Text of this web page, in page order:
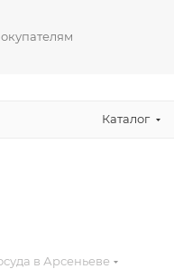
Каталог
в Арсеньеве